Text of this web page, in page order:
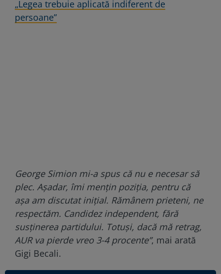
„Legea trebuie aplicată indiferent de
persoane”
George Simion mi-a spus că nu e necesar să
plec. Așadar, îmi mențin poziția, pentru că
așa am discutat inițial. Rămânem prieteni, ne
respectăm. Candidez independent, fără
susținerea partidului. Totuși, dacă mă retrag,
AUR va pierde vreo 3-4 procente”, mai arată
Gigi Becali.